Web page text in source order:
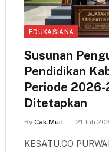
EDUKASIANA
Susunan
Pendidikan
Periode 2026-
Ditetapkan
By Cak Muit 21 Juli
KESATU.CO